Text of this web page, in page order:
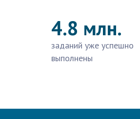
4.8 млн.
заданий уже успешно
выполнены